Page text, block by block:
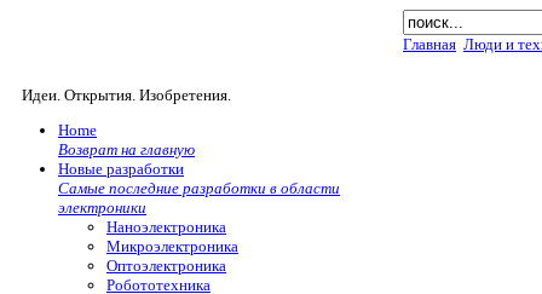
Главная Люди и
Идеи. Открытия. Изобретения.
Home
Возврат на главную
Новые разработки
Самые последние разработки в области
электроники
Наноэлектроника
Микроэлектроника
Оптоэлектроника
Робототехника